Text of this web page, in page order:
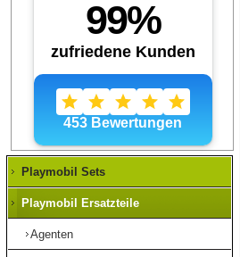
Playmobil Sets
Playmobil Ersatzteile
Agenten